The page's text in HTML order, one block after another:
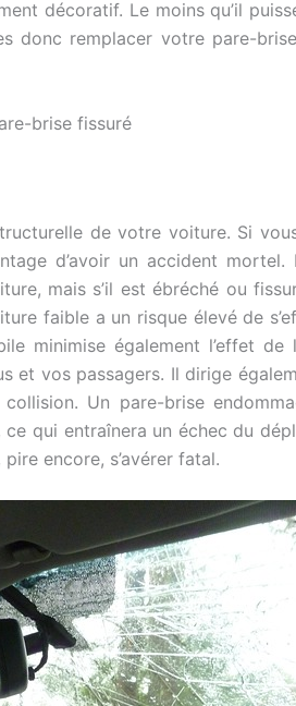
décoratif. Le moins qu’il
donc remplacer votre pare-
brise fissuré
de votre voiture. Si
d’avoir un accident
mais s’il est ébréché ou
faible a un risque élevé de
minimise également l’effet de
et vos passagers. Il dirige
Un pare-brise
qui entraînera un échec du
encore, s’avérer fatal.